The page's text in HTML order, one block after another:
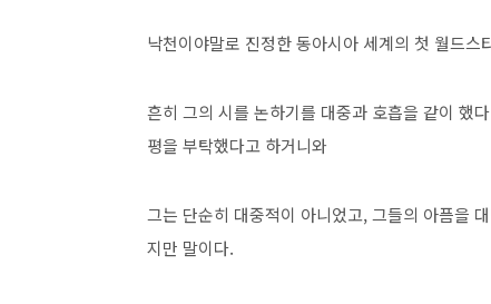
낙천이야말로 진정한 동아시아 세계의 첫 월드스
흔히 그의 시를 논하기를 대중과 호흡을 같이 했
평을 부탁했다고 하거니와
그는 단순히 대중적이 아니었고, 그들의 아픔을
지만 말이다.